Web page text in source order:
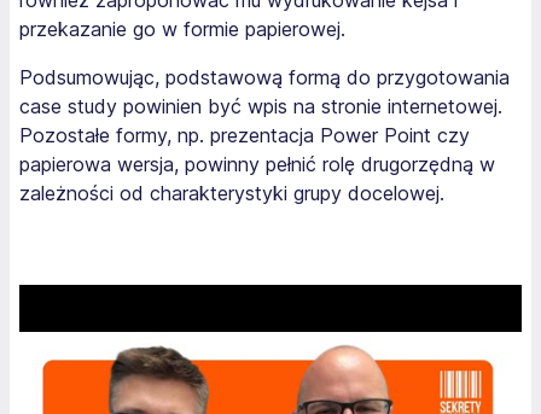
przekazanie go w formie papierowej.
Podsumowując, podstawową formą do przygotowania
case study powinien być wpis na stronie internetowej.
Pozostałe formy, np. prezentacja Power Point czy
papierowa wersja, powinny pełnić rolę drugorzędną w
zależności od charakterystyki grupy docelowej.